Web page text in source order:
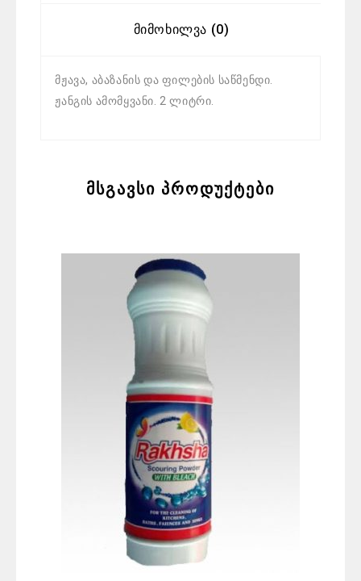
Მიმოხილვა (0)
მჟავა, აბაზანის და ფილების საწმენდი.
ჟანგის ამომყვანი. 2 ლიტრი.
მსგავსი პროდუქტები